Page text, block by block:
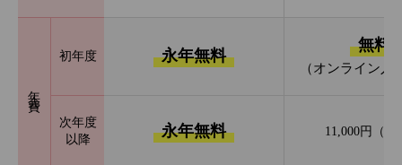
年会費
初年度 永年無料
無料
（オンライン入
次年度
以降
永年無料 11,000円（税